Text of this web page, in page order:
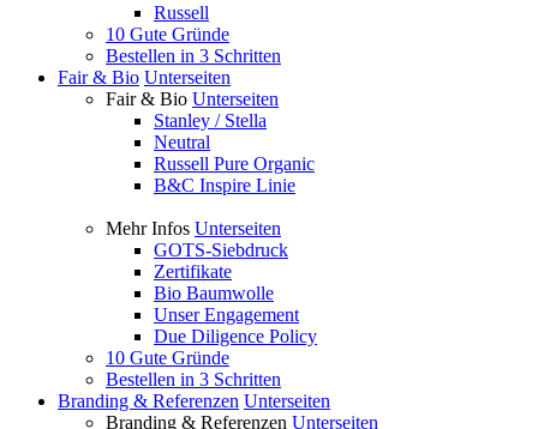
Russell
10 Gute Gründe
Bestellen in 3 Schritten
Fair & Bio Unterseiten
Fair & Bio Unterseiten
Stanley / Stella
Neutral
Russell Pure Organic
B&C Inspire Linie
Mehr Infos Unterseiten
GOTS-Siebdruck
Zertifikate
Bio Baumwolle
Unser Engagement
Due Diligence Policy
10 Gute Gründe
Bestellen in 3 Schritten
Branding & Referenzen Unterseiten
Branding & Referenzen Unterseiten